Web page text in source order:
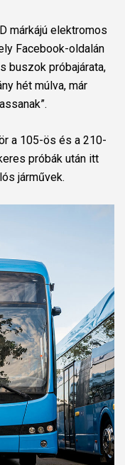
márkájú elektromos
Facebook-oldalán
buszok próbajárata,
hét múlva, már
a 105-ös és a 210-
próbák után itt
járművek.